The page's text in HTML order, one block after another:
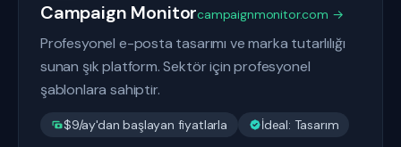
Campaign Monitorcampaignmonitor.com →
Profesyonel e-posta tasarımı ve marka tutarlılığı
sunan şık platform. Sektör için profesyonel
şablonlara sahiptir.
$9/ay'dan başlayan fiyatlarla İdeal: Tasarım